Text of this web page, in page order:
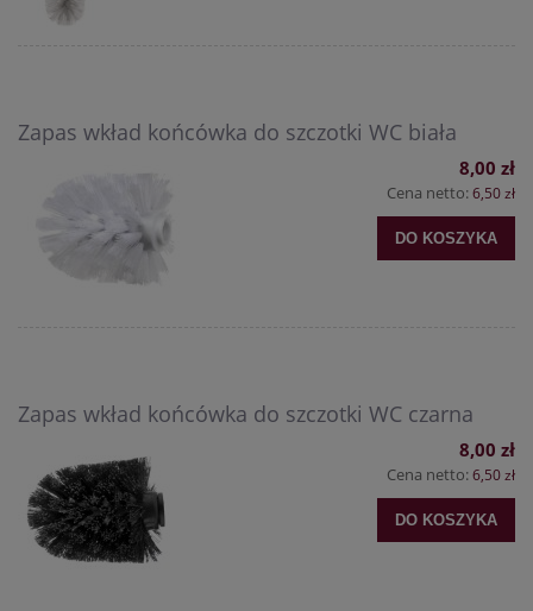
Zapas wkład końcówka do szczotki WC biała
8,00 zł
Cena netto:6,50 zł
DO KOSZYKA
Zapas wkład końcówka do szczotki WC czarna
8,00 zł
Cena netto:6,50 zł
DO KOSZYKA